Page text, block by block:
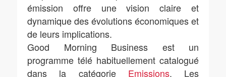
émission offre une vision claire et
dynamique des évolutions économiques et
de leurs implications.
Good Morning Business est un
programme télé habituellement catalogué
dans la catégorie Emissions. Les